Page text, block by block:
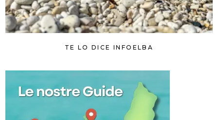
TE LO DICE INFOELBA